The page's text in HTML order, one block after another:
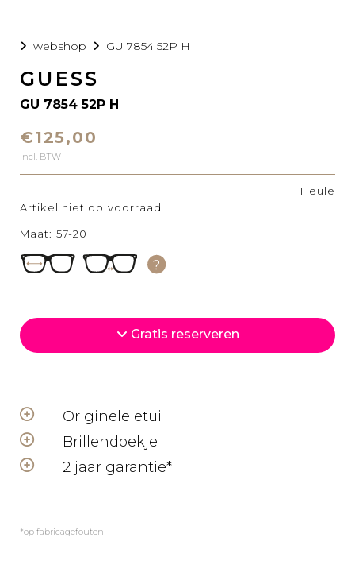
webshop GU 7854 52P H
GUESS
GU 7854 52P H
€125,00
incl. BTW
Heule
Artikel niet op voorraad
Maat: 57-20
Gratis reserveren
Originele etui
Brillendoekje
2 jaar garantie*
*op fabricagefouten